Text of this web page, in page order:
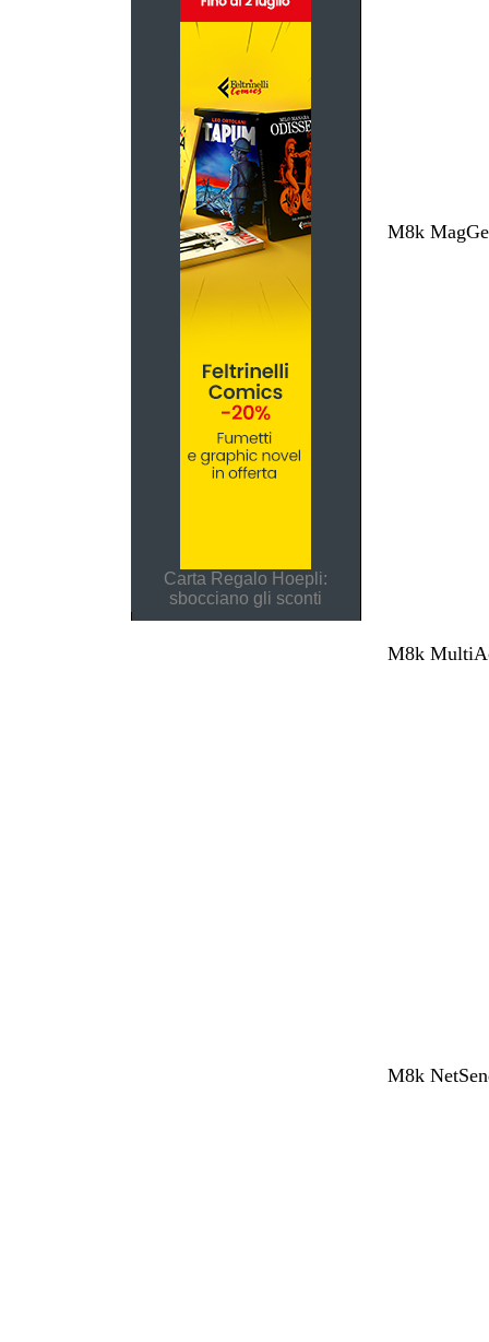
Carta Regalo Hoepli:
sbocciano gli sconti
M8k
M8k
M8k